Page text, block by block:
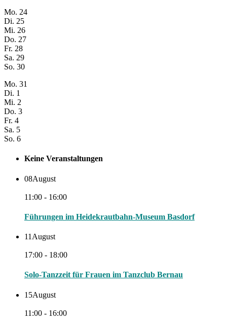
Mo. 24
Di. 25
Mi. 26
Do. 27
Fr. 28
Sa. 29
So. 30
Mo. 31
Di. 1
Mi. 2
Do. 3
Fr. 4
Sa. 5
So. 6
Keine Veranstaltungen
08August
11:00 - 16:00
Führungen im Heidekrautbahn-Museum Basdorf
11 August
17:00 - 18:00
Solo-Tanzzeit für Frauen im Tanzclub Bernau
15August
11:00 - 16:00